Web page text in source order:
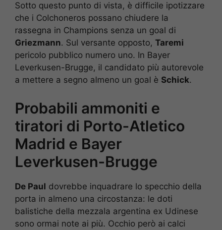
Sotto questo punto di vista, è difficile ipotizzare
che i Colchoneros possano chiudere la
rassegna in Champions senza un goal di
Griezmann. Sul versante opposto, Taremi
pericolo pubblico numero uno. In Bayer
Leverkusen-Brugge, il candidato più autorevole
a mettere a segno almeno un goal è Schick.
Probabili ammoniti e
tiratori di Porto-Atletico
Madrid e Bayer
Leverkusen-Brugge
De Paul dovrebbe inquadrare lo specchio della
porta in almeno una circostanza: le doti
balistiche della mezzala argentina ex Udinese
sono ormai note ai più. Occhio però ai calci